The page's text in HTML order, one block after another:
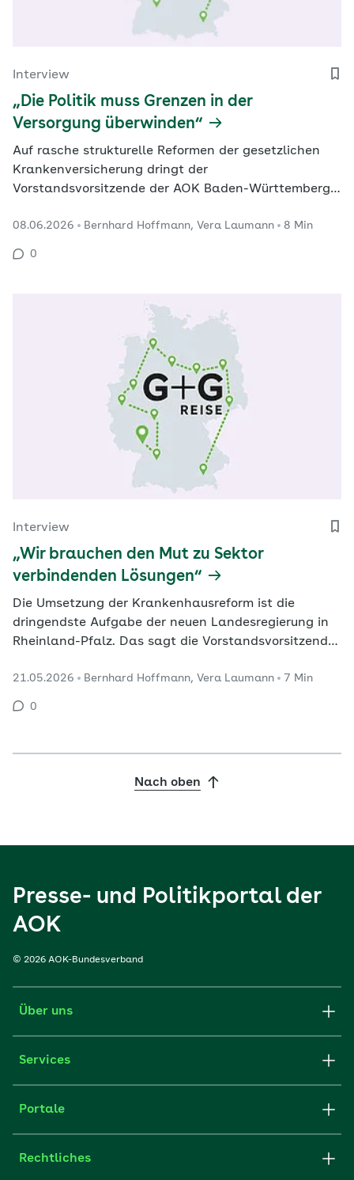
Interview
„Die Politik muss Grenzen in der
Versorgung überwinden“
Auf rasche strukturelle Reformen der gesetzlichen
Krankenversicherung dringt der
Vorstandsvorsitzende der AOK Baden-Württemberg,
Beitragssatzstabilisierungsgesetz verschaffe
finanzielle Stabilität bis maximal 2030. „Wir haben
08.06.2026 Bernhard Hoffmann, Vera Laumann 8 Min
0
Interview
„Wir brauchen den Mut zu Sektor
verbindenden Lösungen“
Die Umsetzung der Krankenhausreform ist die
dringendste Aufgabe der neuen Landesregierung in
Rheinland-Pfalz. Das sagt die Vorstandsvorsitzende
Niemeyer. Im Interview mit G+G nennt sie
Herausforderungen und Möglichkeiten, um die
21.05.2026 Bernhard Hoffmann, Vera Laumann 7 Min
0
Nach oben
Presse- und Politikportal der
AOK
© 2026 AOK-Bundesverband
Über uns
Services
Portale
Rechtliches